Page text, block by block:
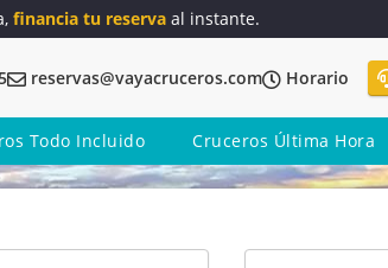
financia tu reservaal instante.
reservas@vayacruceros.com Horario
Todo Incluido Cruceros Última Hora